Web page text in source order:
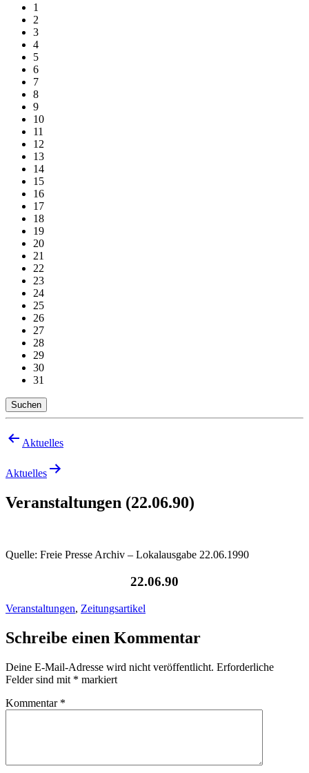
1
2
3
4
5
6
7
8
9
10
11
12
13
14
15
16
17
18
19
20
21
22
23
24
25
26
27
28
29
30
31
Suchen
Beitragsnavigation
Aktuelles
Aktuelles
Veranstaltungen (22.06.90)
Quelle: Freie Presse Archiv – Lokalausgabe 22.06.1990
22.06.90
Veranstaltungen, Zeitungsartikel
Schreibe einen Kommentar
Deine E-Mail-Adresse wird nicht veröffentlicht. Erforderliche
Felder sind mit * markiert
Kommentar *